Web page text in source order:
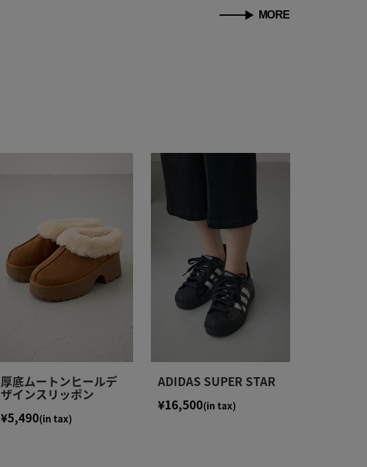
MORE
厚底ムートンヒールデ
ザインスリッポン
¥5,490(in tax)
ADIDAS SUPER STAR
¥16,500(in tax)